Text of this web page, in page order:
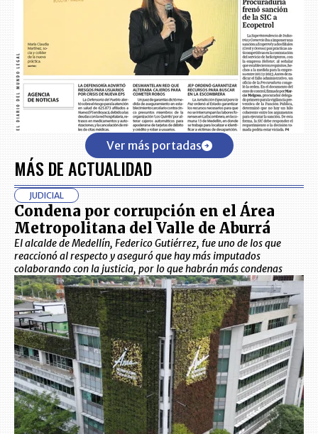
Ver más portadas
MÁS DE ACTUALIDAD
JUDICIAL
Condena por corrupción en el Área
Metropolitana del Valle de Aburrá
El alcalde de Medellín, Federico Gutiérrez, fue uno de los que
reaccionó al respecto y aseguró que hay más imputados
colaborando con la justicia, por lo que habrán más condenas